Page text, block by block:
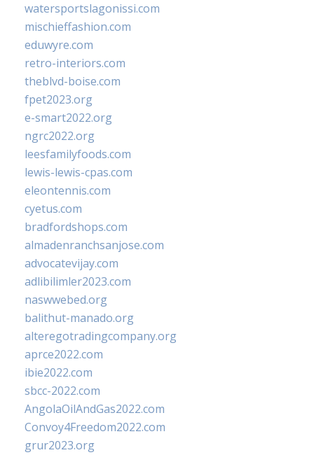
watersportslagonissi.com
mischieffashion.com
eduwyre.com
retro-interiors.com
theblvd-boise.com
fpet2023.org
e-smart2022.org
ngrc2022.org
leesfamilyfoods.com
lewis-lewis-cpas.com
eleontennis.com
cyetus.com
bradfordshops.com
almadenranchsanjose.com
advocatevijay.com
adlibilimler2023.com
naswwebed.org
balithut-manado.org
alteregotradingcompany.org
aprce2022.com
ibie2022.com
sbcc-2022.com
AngolaOilAndGas2022.com
Convoy4Freedom2022.com
grur2023.org